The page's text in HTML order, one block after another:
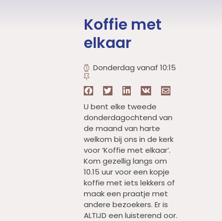
Koffie met
elkaar
Donderdag vanaf 10:15
U bent elke tweede
donderdagochtend van
de maand van harte
welkom bij ons in de kerk
voor ‘Koffie met elkaar’.
Kom gezellig langs om
10.15 uur voor een kopje
koffie met iets lekkers of
maak een praatje met
andere bezoekers. Er is
ALTIJD een luisterend oor.